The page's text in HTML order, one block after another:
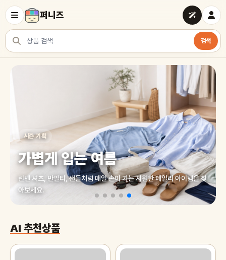
퍼니즈
상품 검색
검색
여러 쇼핑몰 상품을 한곳에서 찾아보세요
시즌 기획
가볍게 입는 여름
린넨 셔츠, 반팔티, 샌들처럼 매일 손이 가는 시원한 데일리 아이템을 찾
아보세요.
AI 추천상품